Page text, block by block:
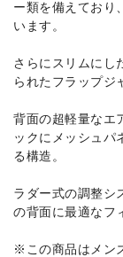
ー類を備えており
います。
さらにスリムにし
られたフラップジ
背面の超軽量なエ
ックにメッシュパ
る構造。
ラダー式の調整シ
の背面に最適なフ
※この商品はメン